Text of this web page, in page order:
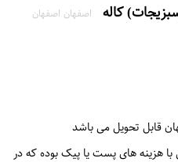
کاله اصفهان اصفهان
قابل تحویل می باشد
با هزینه های پست یا پیک بوده که در